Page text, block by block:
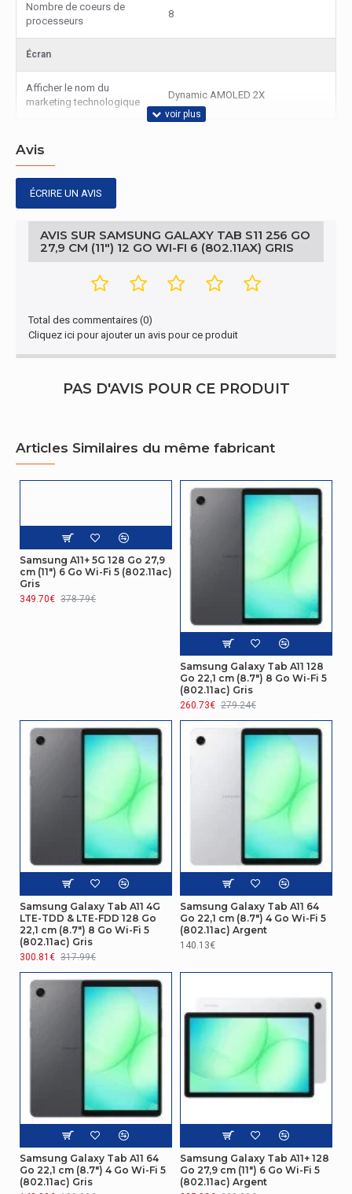
Nombre de coeurs de
processeurs
8
Écran
Afficher le nom du
marketing technologique
Dynamic AMOLED 2X
Taille de l'écran
Gestion d'énergie
Oui
Autres caractéristiques
Gestion d'énergie
Autres caractéristiques
Galaxy Tab S11
Nom du produit Galaxy Tab S11
Connectivité
Casque connection Bluetooth / USB-C
AMOLED
Plage d?efficacité
énergétique
Quantité de ports de type
Performance
Résolution en prise de vue
rapide
3840x2160@30fps
Réseau
Version du Bluetooth 5.4
Sécurité
Gestion d'énergie
Puissance de charge
requise (max)
Autonomie
Avis
ÉCRIRE UN AVIS
AVIS SUR SAMSUNG GALAXY TAB S11 256 GO
27,9 CM (11") 12 GO WI-FI 6 (802.11AX) GRIS
Total des commentaires (0)
Cliquez ici pour ajouter un avis pour ce produit
PAS D'AVIS POUR CE PRODUIT
Articles Similaires du même fabricant
Samsung A11+ 5G 128 Go 27,9
cm (11") 6 Go Wi-Fi 5 (802.11ac)
Gris
349.70€ 378.79€
Samsung Galaxy Tab A11 128
Go 22,1 cm (8.7") 8 Go Wi-Fi 5
(802.11ac) Gris
260.73€ 279.24€
Samsung Galaxy Tab A11 4G
LTE-TDD & LTE-FDD 128 Go
22,1 cm (8.7") 8 Go Wi-Fi 5
(802.11ac) Gris
300.81€ 317.99€
Samsung Galaxy Tab A11 64
Go 22,1 cm (8.7") 4 Go Wi-Fi 5
(802.11ac) Argent
140.13€
Samsung Galaxy Tab A11 64
Go 22,1 cm (8.7") 4 Go Wi-Fi 5
(802.11ac) Gris
Samsung Galaxy Tab A11+ 128
Go 27,9 cm (11") 6 Go Wi-Fi 5
(802.11ac) Argent